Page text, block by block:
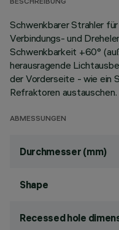
BESCHREIBUNG
Schwenkbarer Strahler
Verbindungs- und
Schwenkbarkeit +60°
herausragende
der Vorderseite - wie ein
Refraktoren austauschen.
ABMESSUNGEN
Durchmesser (mm)
Shape
Recessed hole